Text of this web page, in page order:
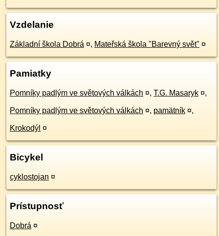
Vzdelanie
Základní škola Dobrá ¤, Mateřská škola "Barevný svět" ¤
Pamiatky
Pomníky padlým ve světových válkách ¤, T.G. Masaryk ¤,
Pomníky padlým ve světových válkách ¤, pamätník ¤,
Krokodýl ¤
Bicykel
cyklostojan ¤
Prístupnosť
Dobrá ¤